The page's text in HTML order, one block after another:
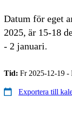
Datum för eget
2025, är 15-18
- 2 januari.
Tid: Fr 2025-12-19 -
Exportera till